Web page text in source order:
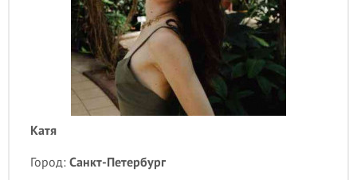
Катя
Город: Санкт-Петербург